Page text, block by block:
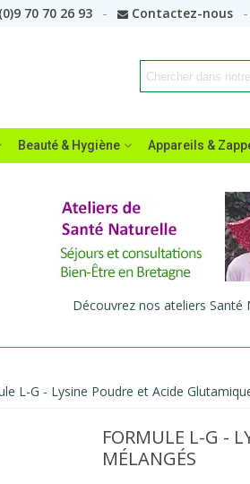
70 70 26 93 Contactez-nous
Beauté & Hygiène Appareils &
Découvrez nos ateliers Santé
L-G - Lysine Poudre et Acide
FORMULE L-G -
MÉLANGÉS